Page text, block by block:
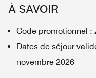
À SAVOIR
Code promotionnel :
Dates de séjour
novembre 2026